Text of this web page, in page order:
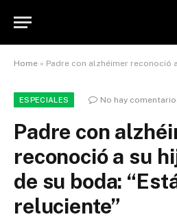
Home » Padre con alzhéimer reconoció a su hija
ESPECIALES No hay
Padre con
reconoció a su
de su boda:
reluciente”